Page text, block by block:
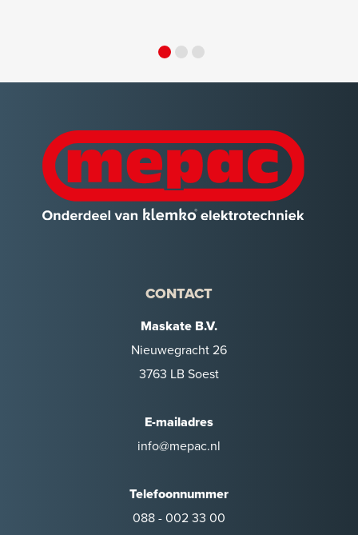
CONTACT
Maskate B.V.
Nieuwegracht 26
3763 LB Soest
E-mailadres
info@mepac.nl
Telefoonnummer
088 - 002 33 00